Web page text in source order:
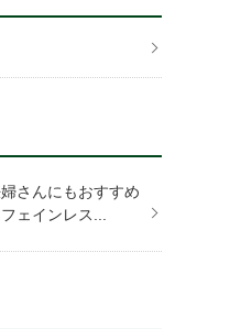
さんにもおすすめ
ェインレス...